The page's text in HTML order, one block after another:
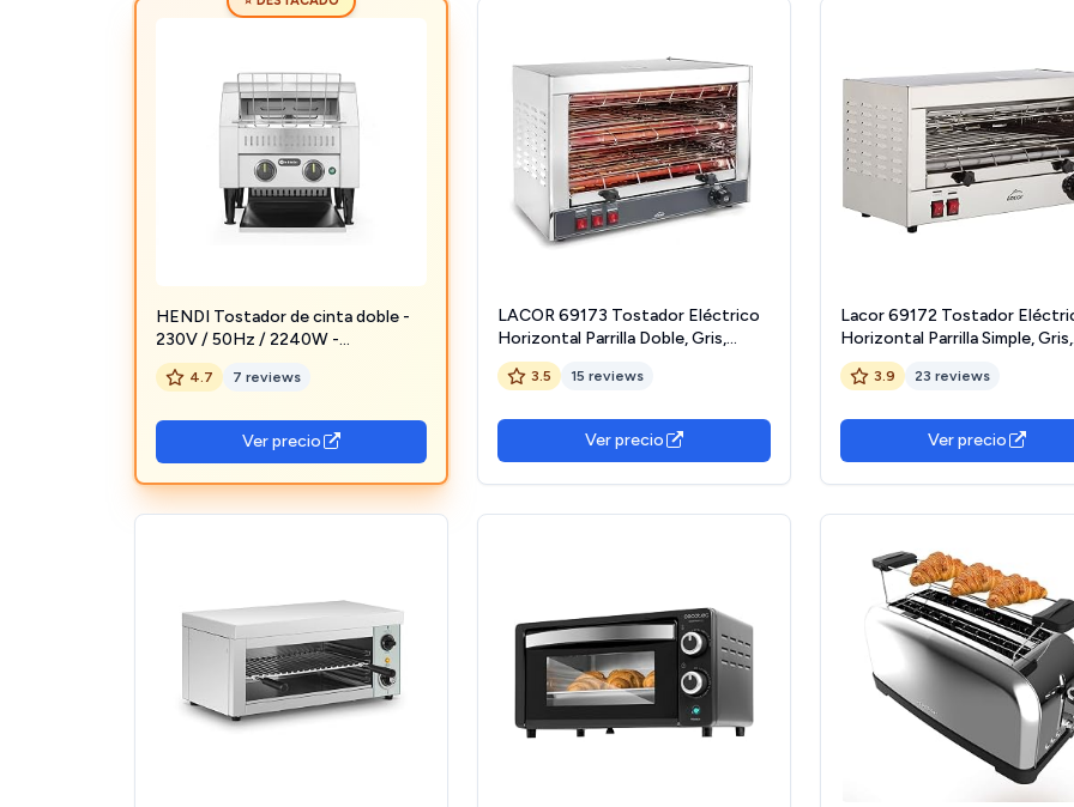
HENDI Tostador de cinta doble -
230V / 50Hz / 2240W -
418x368x(H)387 mm, plateado,
acero inoxidable
4.7 7 reviews
Ver precio
LACOR 69173 Tostador Eléctrico
Horizontal Parrilla Doble, Gris,
3600 W
3.5 15 reviews
Ver precio
Lacor 69172 Tostador
Horizontal Parrilla Simple, Gris,
2400 W
3.9 23 reviews
Ver precio